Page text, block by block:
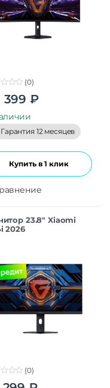
(0)
399 ₽
Гарантия 12 месяцев
Купить в 1 клик
23.8″ Xiaomi
2026
(0)